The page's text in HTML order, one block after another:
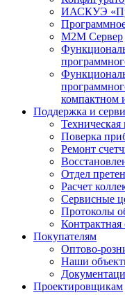
ИАСКУЭ
M2M Сервер
компактном
Поддержка и
Техническая
Поверка
Ремонт
Отдел
Расчет
Сервисные
Протоколы
Контрактная
Покупателям
Оптово-
Наши
Проектировщикам